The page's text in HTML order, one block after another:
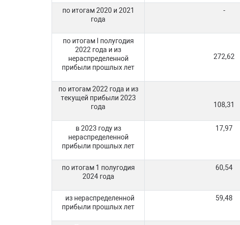
по итогам 2020 и 2021
года
-
по итогам I полугодия
2022 года и из
нераспределенной
прибыли прошлых лет
272,62
по итогам 2022 года и из
текущей прибыли 2023
года
108,31
в 2023 году из
нераспределенной
прибыли прошлых лет
17,97
по итогам 1 полугодия
2024 года
60,54
из нераспределенной
прибыли прошлых лет
59,48